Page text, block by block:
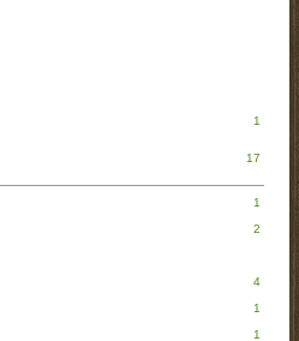
1
17
1
2
4
1
1